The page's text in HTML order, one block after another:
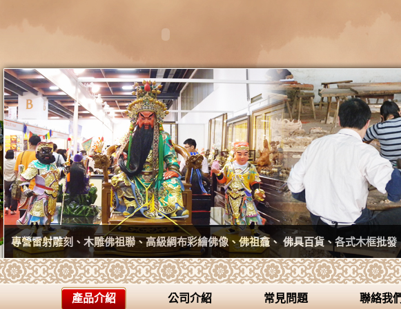
專營雷射雕刻、木雕佛祖聯、高級綢布彩繪佛像、佛祖龕、 佛具百貨、各式木框批發
產品介紹 公司介紹 常見問題 聯絡我